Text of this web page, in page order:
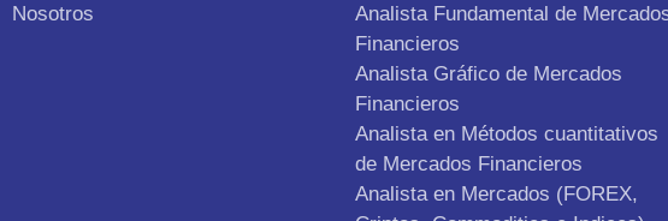
Nosotros
Analista Fundamental de
Financieros
Analista Gráfico de Mercados
Financieros
Analista en Métodos cuantitativos
de Mercados Financieros
Analista en Mercados (FOREX,